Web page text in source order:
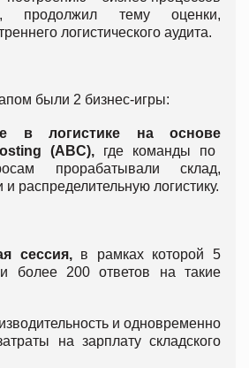
продолжил тему оценки,
логистического аудита.
были 2 бизнес-игры:
в логистике на основе
(ABC), где команды по
прорабатывали склад,
и распределительную логистику.
сессия, в рамках которой 5
более 200 ответов на такие
и одновременно
на зарплату складского